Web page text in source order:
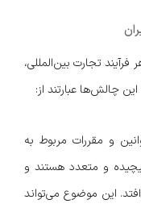
تجارت بین‌المللی،
چالش‌ها عبارتند از:
و مقررات مربوط به
و متعدد هستند و
این موضوع می‌تواند